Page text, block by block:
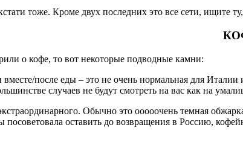
тоже. Кроме двух последних это все сети, ищите
о кофе, то вот некоторые подводные камни:
после еды – это не очень нормальная для
случаев не будут смотреть на вас как на
Обычно это ооооочень темная
оставить до возвращения в Россию,